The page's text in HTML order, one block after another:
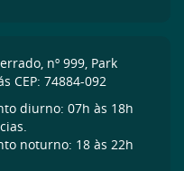
nº 999, Park
CEP: 74884-092
diurno: 07h às 18h
noturno: 18 às 22h